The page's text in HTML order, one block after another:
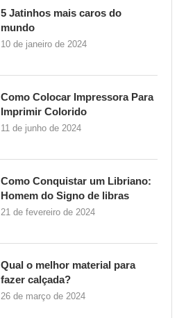
5 Jatinhos mais caros do
mundo
10 de janeiro de 2024
Como Colocar Impressora Para
Imprimir Colorido
11 de junho de 2024
Como Conquistar um Libriano:
Homem do Signo de libras
21 de fevereiro de 2024
Qual o melhor material para
fazer calçada?
26 de março de 2024